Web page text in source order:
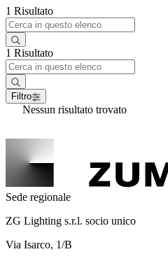
1 Risultato
1 Risultato
Filtro
Nessun risultato trovato
Sede regionale
ZG Lighting s.r.l. socio unico
Via Isarco, 1/B